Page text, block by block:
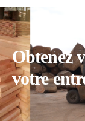
Obtenez
votre